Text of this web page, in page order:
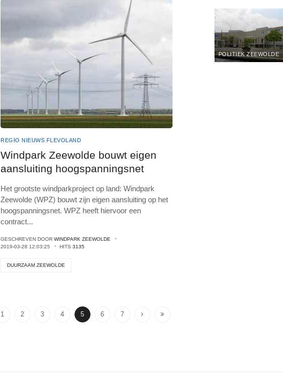
REGIO NIEUWS FLEVOLAND
Windpark Zeewolde bouwt eigen
aansluiting hoogspanningsnet
Het grootste windparkproject op land: Windpark
Zeewolde (WPZ) bouwt zijn eigen aansluiting op het
hoogspanningsnet. WPZ heeft hiervoor een
contract...
GESCHREVEN DOORWINDPARK ZEEWOLDE
2019-03-28 12:03:25
HITS3135
DUURZAAM ZEEWOLDE
1 2 3 4 5 6 7
POLITIEK ZEEWOLDE